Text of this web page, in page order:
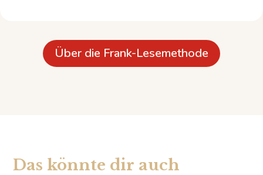
Über die Frank-Lesemethode
Das könnte dir auch